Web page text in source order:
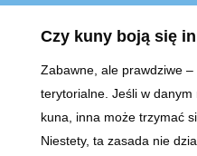
Czy kuny boją się
Zabawne, ale prawdziwe
terytorialne. Jeśli w
kuna, inna może trzymać
Niestety, ta zasada nie